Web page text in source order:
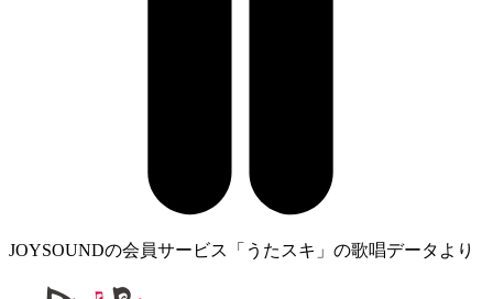
JOYSOUNDの会員サービス「うたスキ」の歌唱データより